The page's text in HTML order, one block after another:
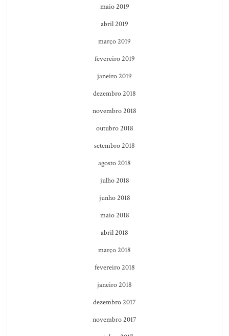
maio 2019
abril 2019
março 2019
fevereiro 2019
janeiro 2019
dezembro 2018
novembro 2018
outubro 2018
setembro 2018
agosto 2018
julho 2018
junho 2018
maio 2018
abril 2018
março 2018
fevereiro 2018
janeiro 2018
dezembro 2017
novembro 2017